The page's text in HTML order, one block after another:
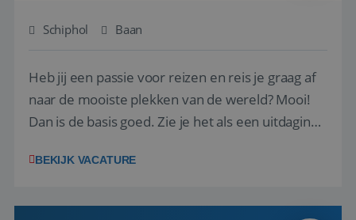
Schiphol Baan
Heb jij een passie voor reizen en reis je graag af
naar de mooiste plekken van de wereld? Mooi!
Dan is de basis goed. Zie je het als een uitdaging
het samenstellen en boeken van de perfecte
deze onderdelen zijn nu samen gevoegd...
BEKIJK VACATURE